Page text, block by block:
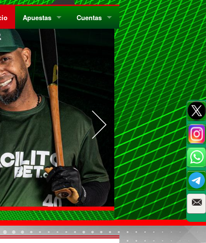
Apuestas
¿Quiénes Somos?
¿Qué es el Sistema Parley?
Privacidad
Códigos de Conducta
Como Jugar Bingo
Cuentas
Preguntas Frecuentes
Reglas Generales